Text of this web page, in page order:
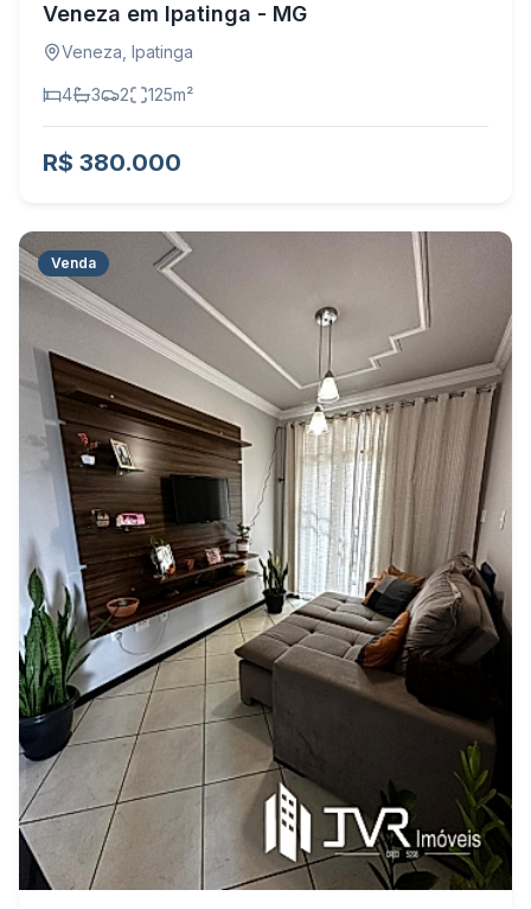
Veneza em Ipatinga - MG
Veneza Ipatinga
4 3 2 125m²
R$ 380.000
Venda